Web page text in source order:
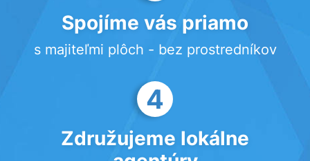
Spojíme vás priamo
s majiteľmi plôch - bez prostredníkov
4
Združujeme lokálne